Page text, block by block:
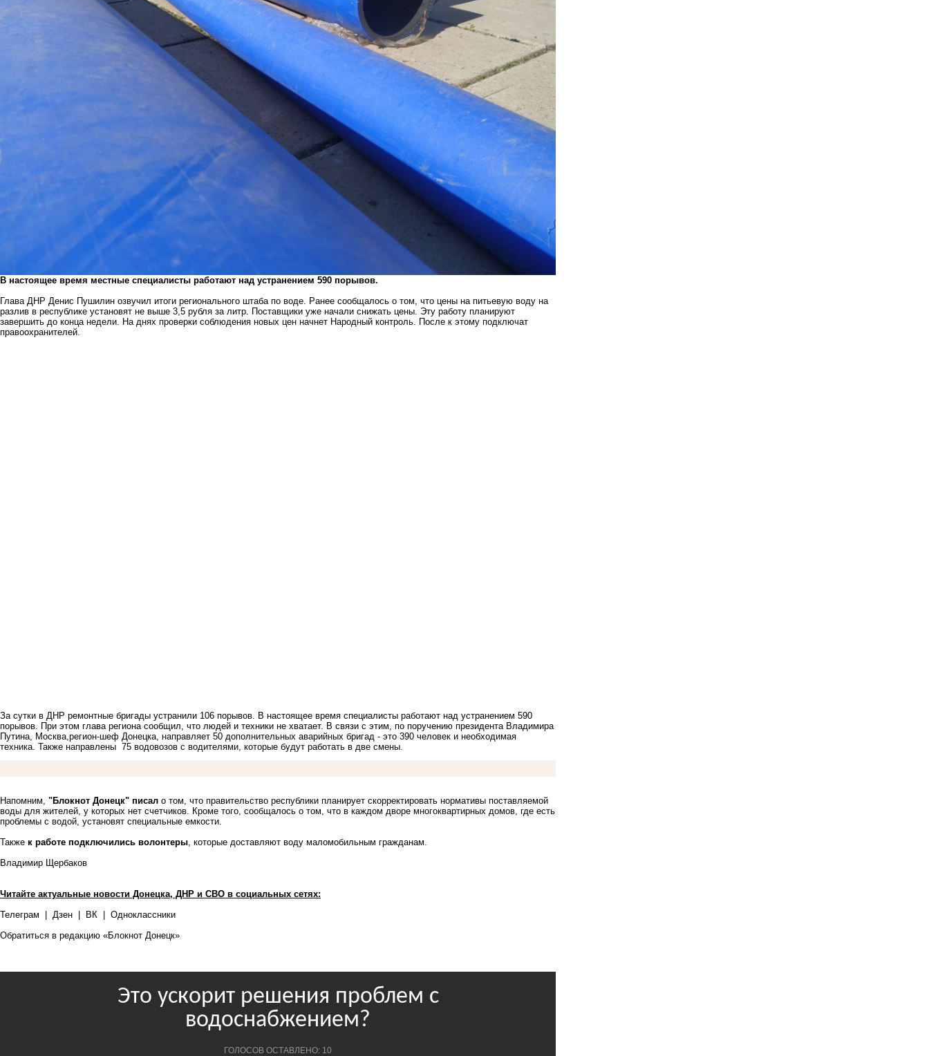
В настоящее время местные специалисты работают над устранением 590 порывов.
Глава ДНР Денис Пушилин озвучил итоги регионального штаба по воде. Ранее сообщалось о том, что цены на питьевую воду на
разлив в республике установят не выше 3,5 рубля за литр. Поставщики уже начали снижать цены. Эту работу планируют
завершить до конца недели. На днях проверки соблюдения новых цен начнет Народный контроль. После к этому подключат
правоохранителей.
За сутки в ДНР ремонтные бригады устранили 106 порывов. В настоящее время специалисты работают над устранением 590
порывов. При этом глава региона сообщил, что людей и техники не хватает. В связи с этим, по поручению президента Владимира
Путина, Москва,регион-шеф Донецка, направляет 50 дополнительных аварийных бригад - это 390 человек и необходимая
техника. Также направлены 75 водовозов с водителями, которые будут работать в две смены.
Напомним, "Блокнот Донецк" писал о том, что правительство республики планирует скорректировать нормативы поставляемой
воды для жителей, у которых нет счетчиков. Кроме того, сообщалось о том, что в каждом дворе многоквартирных домов, где есть
проблемы с водой, установят специальные емкости.
Также к работе подключились волонтеры, которые доставляют воду маломобильным гражданам.
Владимир Щербаков
Читайте актуальные новости Донецка, ДНР и СВО в социальных сетях:
Телеграм
Дзен ВК
Одноклассники
Обратиться в редакцию «Блокнот Донецк»